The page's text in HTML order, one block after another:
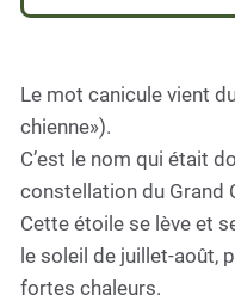
Le mot canicule vient
chienne»).
C’est le nom qui était
constellation du Grand
Cette étoile se lève et
le soleil de juillet-août,
fortes chaleurs.